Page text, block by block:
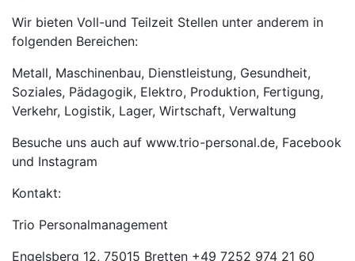
Wir bieten Voll-und Teilzeit Stellen unter anderem in
folgenden Bereichen:
Metall, Maschinenbau, Dienstleistung, Gesundheit,
Soziales, Pädagogik, Elektro, Produktion, Fertigung,
Verkehr, Logistik, Lager, Wirtschaft, Verwaltung
Besuche uns auch auf www.trio-personal.de, Facebook
und Instagram
Kontakt:
Trio Personalmanagement
Engelsberg 12, 75015 Bretten +49 7252 974 21 60